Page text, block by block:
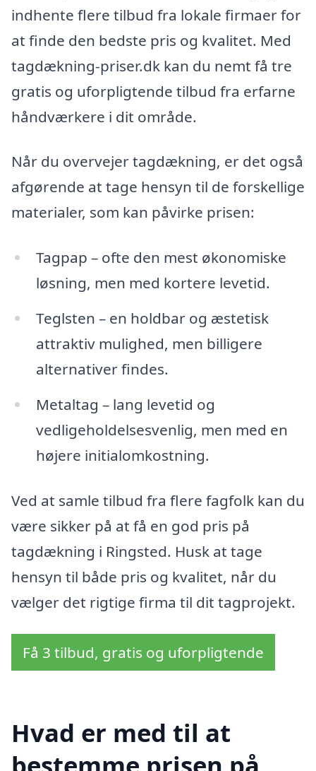
indhente flere tilbud fra lokale firmaer for
at finde den bedste pris og kvalitet. Med
tagdækning-priser.dk kan du nemt få tre
gratis og uforpligtende tilbud fra erfarne
håndværkere i dit område.
Når du overvejer tagdækning, er det også
afgørende at tage hensyn til de forskellige
materialer, som kan påvirke prisen:
Tagpap – ofte den mest økonomiske
løsning, men med kortere levetid.
Teglsten – en holdbar og æstetisk
attraktiv mulighed, men billigere
alternativer findes.
Metaltag – lang levetid og
vedligeholdelsesvenlig, men med en
højere initialomkostning.
Ved at samle tilbud fra flere fagfolk kan du
være sikker på at få en god pris på
tagdækning i Ringsted. Husk at tage
hensyn til både pris og kvalitet, når du
vælger det rigtige firma til dit tagprojekt.
Få 3 tilbud, gratis og uforpligtende
Hvad er med til at